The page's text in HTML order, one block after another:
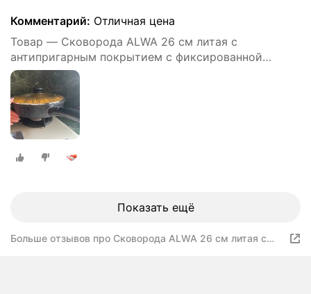
Комментарий: Отличная цена
Товар — Cковорода ALWA 26 см литая с
антипригарным покрытием с фиксированной
ручкой цвет мрамор
Показать ещё
Больше отзывов про Cковорода ALWA 26 см литая с